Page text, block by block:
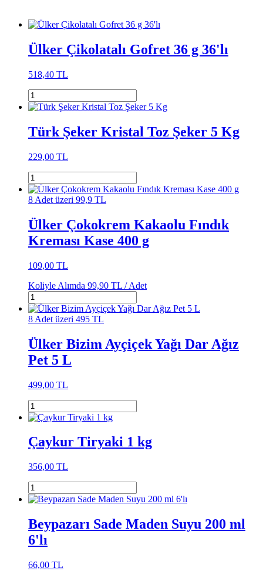
Ülker Çikolatalı Gofret 36 g 36'lı
518,40 TL
Türk Şeker Kristal Toz Şeker 5 Kg
229,00 TL
8 Adet üzeri 99,9 TL
Ülker Çokokrem Kakaolu Fındık
Kreması Kase 400 g
109,00 TL
Koliyle Alımda 99,90 TL /Adet
8 Adet üzeri 495 TL
Ülker Bizim Ayçiçek Yağı Dar Ağız
Pet 5 L
499,00 TL
Çaykur Tiryaki 1 kg
356,00 TL
Beypazarı Sade Maden Suyu 200 ml
6'lı
66,00 TL